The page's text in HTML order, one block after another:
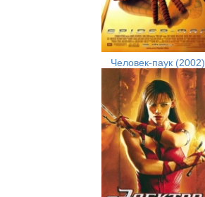
Человек-паук (2002)